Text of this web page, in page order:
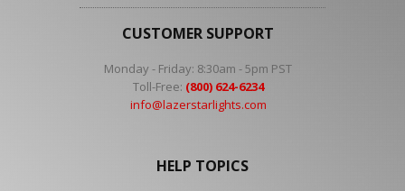
CUSTOMER SUPPORT
Monday - Friday: 8:30am - 5pm PST
Toll-Free: (800) 624-6234
info@lazerstarlights.com
HELP TOPICS